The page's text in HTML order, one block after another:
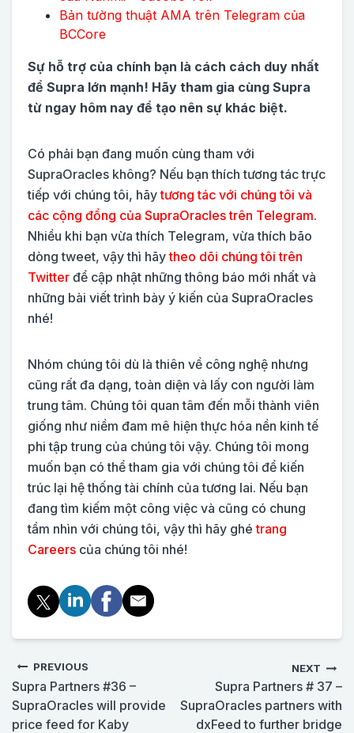
Bản tường thuật AMA trên Telegram của
BCCore
Sự hỗ trợ của chính bạn là cách cách duy nhất
để Supra lớn mạnh! Hãy tham gia cùng Supra
từ ngay hôm nay để tạo nên sự khác biệt.
Có phải bạn đang muốn cùng tham với
SupraOracles không? Nếu bạn thích tương tác trực
tiếp với chúng tôi, hãytương tác với chúng tôi và
các cộng đồng của SupraOracles trên Telegram.
Nhiều khi bạn vừa thích Telegram, vừa thích bão
dòng tweet, vậy thì hãytheo dõi chúng tôi trên
Twitter để cập nhật những thông báo mới nhất và
những bài viết trình bày ý kiến của SupraOracles
nhé!
Nhóm chúng tôi dù là thiên về công nghệ nhưng
cũng rất đa dạng, toàn diện và lấy con người làm
trung tâm. Chúng tôi quan tâm đến mỗi thành viên
giống như niềm đam mê hiện thực hóa nền kinh tế
phi tập trung của chúng tôi vậy. Chúng tôi mong
muốn bạn có thể tham gia với chúng tôi để kiến
trúc lại hệ thống tài chính của tương lai. Nếu bạn
đang tìm kiếm một công việc và cũng có chung
tầm nhìn với chúng tôi, vậy thì hãy ghétrang
Careers của chúng tôi nhé!
PREVIOUS
Supra Partners #36 –
SupraOracles will provide
price feed for Kaby
NEXT
Supra Partners # 37 –
SupraOracles partners with
dxFeed to further bridge